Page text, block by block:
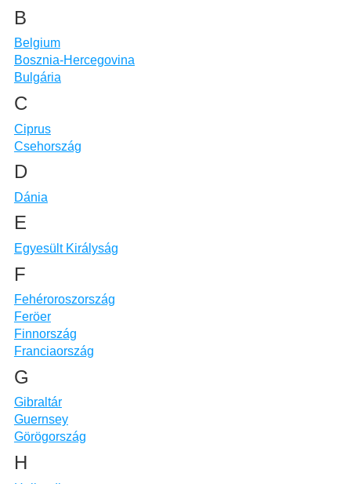
B
Belgium
Bosznia-Hercegovina
Bulgária
C
Ciprus
Csehország
D
Dánia
E
Egyesült Királyság
F
Fehéroroszország
Feröer
Finnország
Franciaország
G
Gibraltár
Guernsey
Görögország
H